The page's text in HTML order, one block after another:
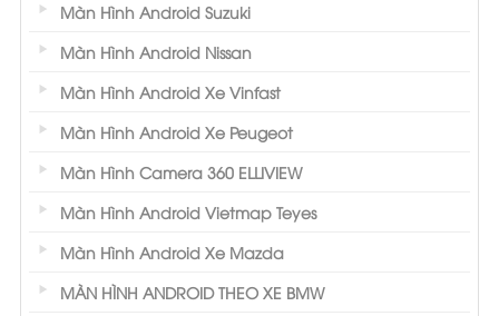
Màn Hình Android Suzuki
Màn Hình Android Nissan
Màn Hình Android Xe Vinfast
Màn Hình Android Xe Peugeot
Màn Hình Camera 360 ELLIVIEW
Màn Hình Android Vietmap Teyes
Màn Hình Android Xe Mazda
MÀN HÌNH ANDROID THEO XE BMW